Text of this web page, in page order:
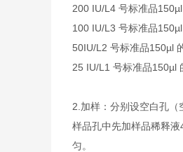
200 IU/L 4 号标准品
100 IU/L 3 号标准品
50IU/L 2 号标准品150µl
25 IU/L 1 号标准品150µl
2.加样：分别设空白孔
样品孔中先加样品稀释
匀。